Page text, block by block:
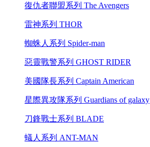
復仇者聯盟系列 The Avengers
雷神系列 THOR
蜘蛛人系列 Spider-man
惡靈戰警系列 GHOST RIDER
美國隊長系列 Captain American
星際異攻隊系列 Guardians of galaxy
刀鋒戰士系列 BLADE
蟻人系列 ANT-MAN